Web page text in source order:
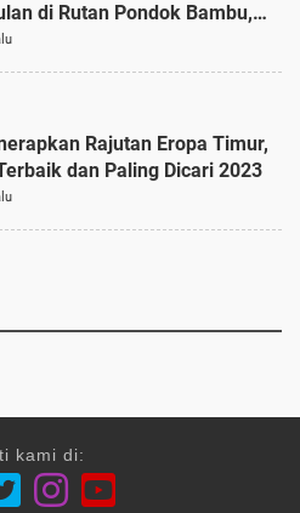
di Rutan Pondok Bambu,
Rajutan Eropa Timur,
dan Paling Dicari 2023
kami di: